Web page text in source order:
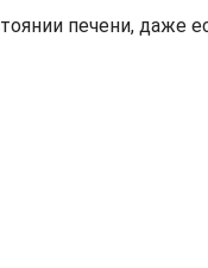
печени, даже